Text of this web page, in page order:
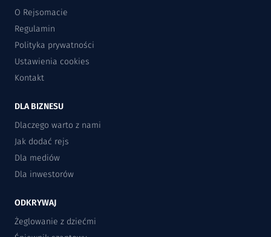
O Rejsomacie
Regulamin
Polityka prywatności
Ustawienia cookies
Kontakt
DLA BIZNESU
Dlaczego warto z nami
Jak dodać rejs
Dla mediów
Dla inwestorów
ODKRYWAJ
Żeglowanie z dziećmi